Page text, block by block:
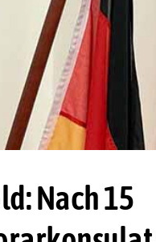
Nach 15